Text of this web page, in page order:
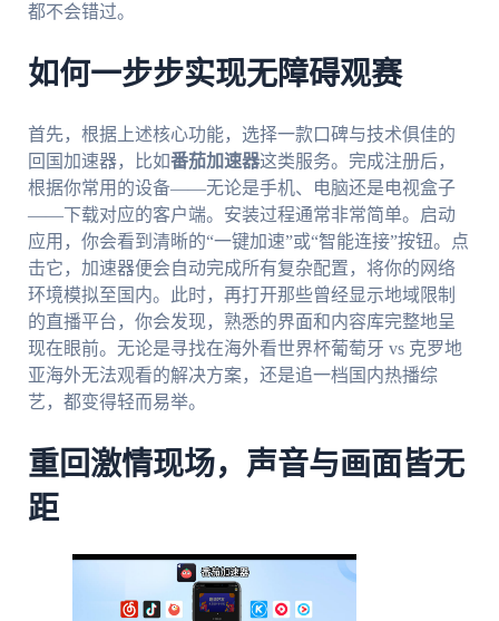
都不会错过。
如何一步步实现无障碍观赛
首先，根据上述核心功能，选择一款口碑与技术俱佳的
回国加速器，比如番茄加速器这类服务。完成注册后，
根据你常用的设备——无论是手机、电脑还是电视盒子
——下载对应的客户端。安装过程通常非常简单。启动
应用，你会看到清晰的“一键加速”或“智能连接”按钮。点
击它，加速器便会自动完成所有复杂配置，将你的网络
环境模拟至国内。此时，再打开那些曾经显示地域限制
的直播平台，你会发现，熟悉的界面和内容库完整地呈
现在眼前。无论是寻找在海外看世界杯葡萄牙 vs 克罗地
亚海外无法观看的解决方案，还是追一档国内热播综
艺，都变得轻而易举。
重回激情现场，声音与画面皆无
距